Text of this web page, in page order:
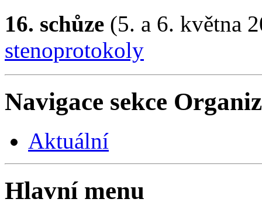
16. schůze (5. a 6. května
stenoprotokoly
Navigace sekce
Aktuální
Hlavní menu